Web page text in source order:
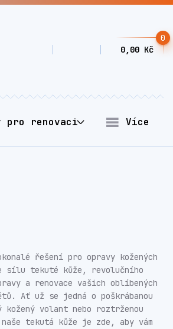
0
0,00 Kč
pro renovaci Více
řešení pro opravy kožených
sílu tekuté kůže, revolučního
a renovace vašich oblíbených
Ať už se jedná o poškrábanou
kožený volant nebo roztrženou
naše tekutá kůže je zde, aby vám